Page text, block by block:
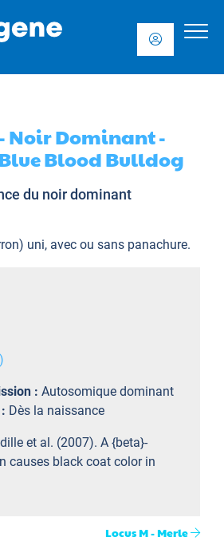
- Noir Dominant -
Blood Bulldog
du noir dominant
uni, avec ou sans panachure.
)
: Autosomique dominant
Dès la naissance
et al. (2007). A {beta}-
causes black coat color in
Locus M - Merle